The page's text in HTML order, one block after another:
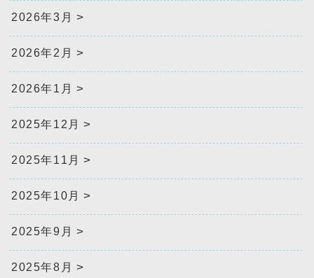
2026年3月
2026年2月
2026年1月
2025年12月
2025年11月
2025年10月
2025年9月
2025年8月